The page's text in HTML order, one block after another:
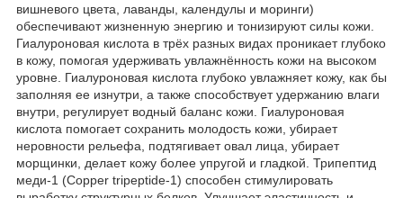
вишневого цвета, лаванды, календулы и моринги)
обеспечивают жизненную энергию и тонизируют силы кожи.
Гиалуроновая кислота в трёх разных видах проникает глубоко
в кожу, помогая удерживать увлажнённость кожи на высоком
уровне. Гиалуроновая кислота глубоко увлажняет кожу, как бы
заполняя ее изнутри, а также способствует удержанию влаги
внутри, регулирует водный баланс кожи. Гиалуроновая
кислота помогает сохранить молодость кожи, убирает
неровности рельефа, подтягивает овал лица, убирает
морщинки, делает кожу более упругой и гладкой. Трипептид
меди-1 (Copper tripeptide-1) способен стимулировать